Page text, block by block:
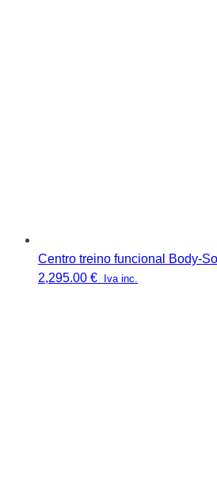
Centro treino funcional Body-
2,295.00 € Iva inc.